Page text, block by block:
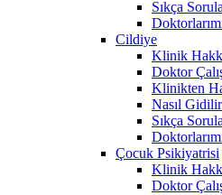
Sıkça
Cildiye
Klinik
Doktor
Klinikten
Nasıl
Sıkça
Çocuk Psikiyatrisi
Klinik
Doktor